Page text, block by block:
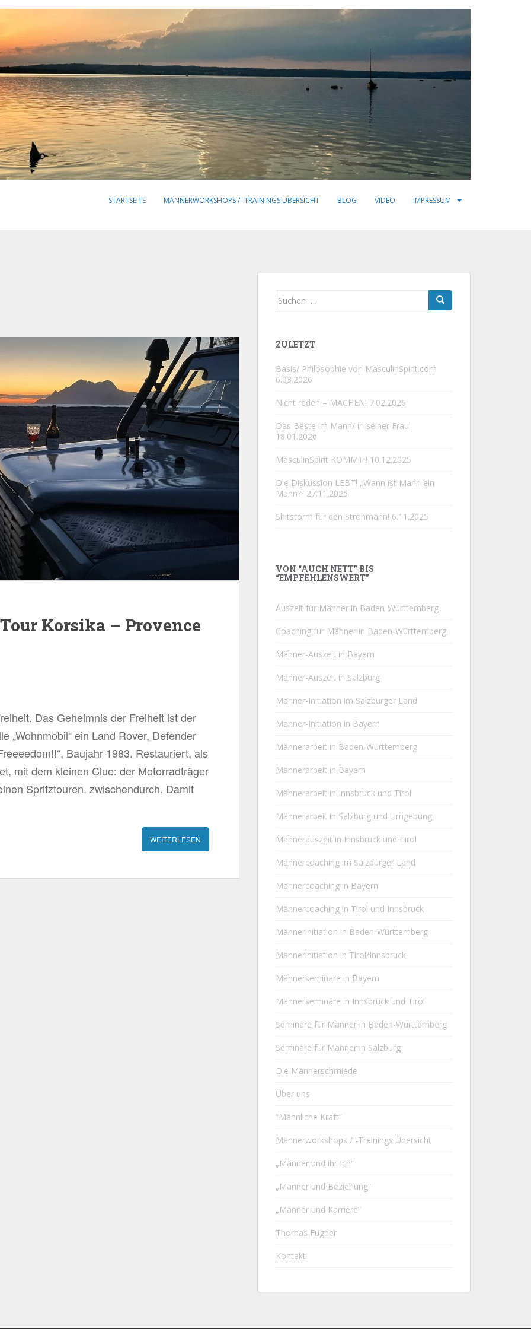
STARTSEITE MÄNNERWORKSHOPS / -TRAININGS ÜBERSICHT BLOG VIDEO IMPRESSUM
Korsika – Provence
Das Geheimnis der Freiheit ist der
„Wohnmobil“ ein Land Rover, Defender
Baujahr 1983. Restauriert, als
mit dem kleinen Clue: der Motorradträger
Spritztouren. zwischendurch. Damit
WEITERLESEN
Suchen
ZULETZT
Basis/ Philosophie von MasculinSpirit.com
6.03.2026
Nicht reden – MACHEN! 7.02.2026
Das Beste im Mann/ in seiner Frau
18.01.2026
MasculinSpirit KOMMT ! 10.12.2025
Die Diskussion LEBT! „Wann ist Mann ein
Mann?“ 27.11.2025
Shitstorm für den Strohmann! 6.11.2025
VON “AUCH NETT” BIS
“EMPFEHLENSWERT”
Auszeit für Männer in Baden-Württemberg
Coaching für Männer in Baden-Württemberg
Männer-Auszeit in Bayern
Männer-Auszeit in Salzburg
Männer-Initiation im Salzburger Land
Männer-Initiation in Bayern
Männerarbeit in Baden-Württemberg
Männerarbeit in Bayern
Männerarbeit in Innsbruck und Tirol
Männerarbeit in Salzburg und Umgebung
Männerauszeit in Innsbruck und Tirol
Männercoaching im Salzburger Land
Männercoaching in Bayern
Männercoaching in Tirol und Innsbruck
Männerinitiation in Baden-Württemberg
Männerinitiation in Tirol/Innsbruck
Männerseminare in Bayern
Männerseminare in Innsbruck und Tirol
Seminare für Männer in Baden-Württemberg
Seminare für Männer in Salzburg
Die Männerschmiede
Über uns
“Männliche Kraft”
Männerworkshops / -Trainings Übersicht
„Männer und ihr Ich“
„Männer und Beziehung“
„Männer und Karriere“
Thomas Fügner
Kontakt